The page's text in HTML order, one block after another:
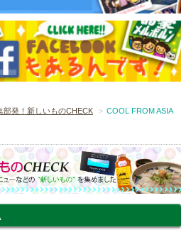
部発！新しいものCHECK COOL FROM ASIA